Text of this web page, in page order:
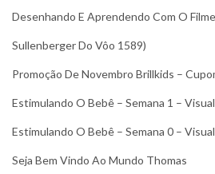
Desenhando E Aprendendo Com O
Sullenberger Do Vôo 1589)
Promoção De Novembro Brillkids –
Estimulando O Bebê – Semana 1 –
Estimulando O Bebê – Semana 0 –
Seja Bem Vindo Ao Mundo Thomas